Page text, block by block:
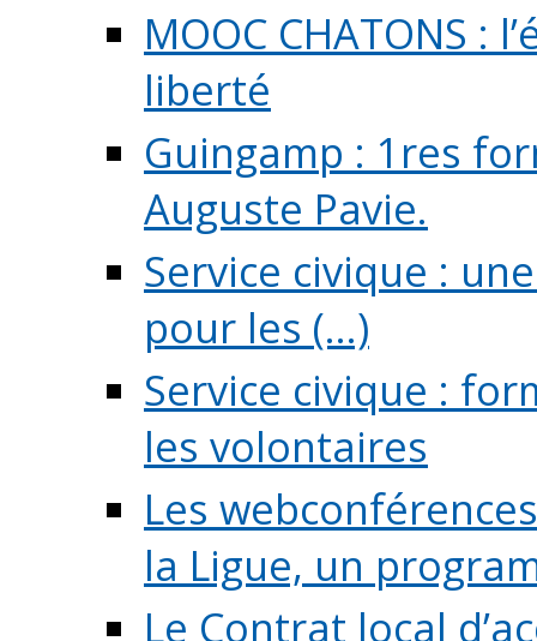
MOOC CHATONS
liberté
Guingamp : 1res
Auguste Pavie.
Service civique :
pour les (...)
Service civique :
les volontaires
Les
la Ligue, un
Le Contrat local